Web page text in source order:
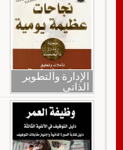
الإدارة والتطوير
الذاتي